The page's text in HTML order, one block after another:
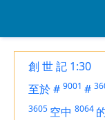
創 世 記 1:30
至於# 9001 #
3605 空中 8064